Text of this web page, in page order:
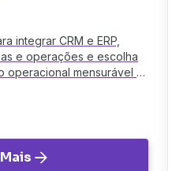
integrar CRM e ERP,
e operações e escolha
operacional mensurável e